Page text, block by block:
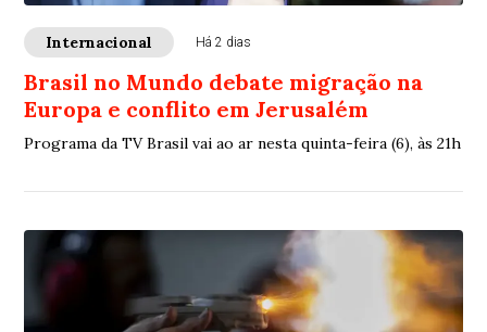
Internacional Há 2 dias
Brasil no Mundo debate migração na
Europa e conflito em Jerusalém
Programa da TV Brasil vai ao ar nesta quinta-feira (6), às 21h